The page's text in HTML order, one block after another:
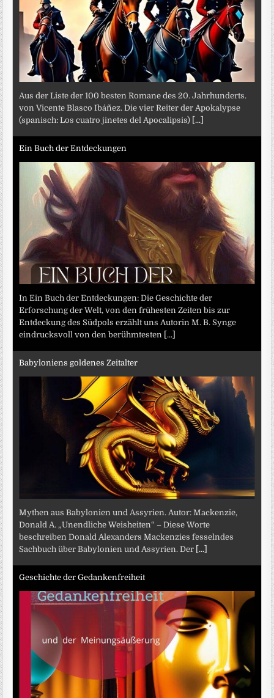
Aus der Liste der 100 besten Romane des 20. Jahrhunderts.
von Vicente Blasco Ibáñez. Die vier Reiter der Apokalypse
(spanisch: Los cuatro jinetes del Apocalipsis) [...]
Ein Buch der Entdeckungen
In Ein Buch der Entdeckungen: Die Geschichte der
Erforschung der Welt, von den frühesten Zeiten bis zur
Entdeckung des Südpols erzählt uns Autorin M. B. Synge
eindrucksvoll von den berühmtesten [...]
Babyloniens goldenes Zeitalter
Mythen aus Babylonien und Assyrien. Autor: Mackenzie,
Donald A. „Unendliche Weisheiten“ – Diese Worte
beschreiben Donald Alexanders Mackenzies fesselndes
Sachbuch über Babylonien und Assyrien. Der [...]
Geschichte der Gedankenfreiheit